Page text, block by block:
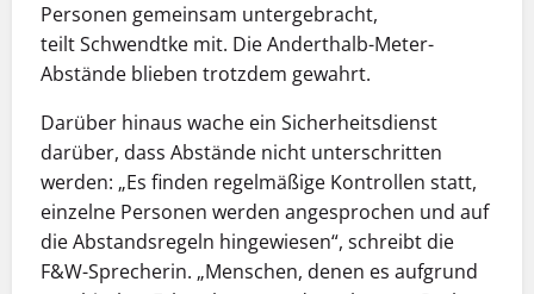
Personen gemeinsam untergebracht,
teiltSchwendtke mit. Die Anderthalb-Meter-
Abstände blieben trotzdem gewahrt.
Darüber hinaus wache ein Sicherheitsdienst
darüber, dass Abstände nicht unterschritten
werden: „Es finden regelmäßige Kontrollen statt,
einzelne Personen werden angesprochen und auf
die Abstandsregeln hingewiesen“, schreibt die
F&W-Sprecherin. „Menschen, denen es aufgrund